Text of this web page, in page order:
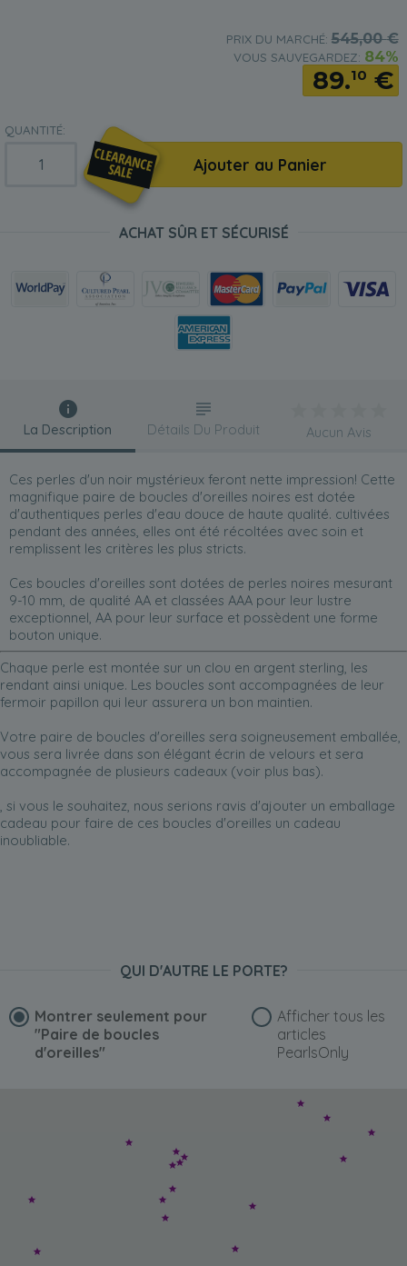
PRIX DU MARCHÉ: 545,00€
VOUS SAUVEGARDEZ: 84%
89.10 €
QUANTITÉ:
Ajouter au Panier
ACHAT SÛR ET SÉCURISÉ
La Description
Ces perles d'un noir mystérieux feront nette impression! Cette
magnifique paire de boucles d'oreilles noires est dotée
d'authentiques perles d'eau douce de haute qualité. cultivées
pendant des années, elles ont été récoltées avec soin et
remplissent les critères les plus stricts.
Ces boucles d'oreilles sont dotées de perles noires mesurant
9-10 mm, de qualité AA et classées AAA pour leur lustre
exceptionnel, AA pour leur surface et possèdent une forme
bouton unique.
Chaque perle est montée sur un clou en argent sterling, les
rendant ainsi unique. Les boucles sont accompagnées de leur
fermoir papillon qui leur assurera un bon maintien.
Votre paire de boucles d'oreilles sera soigneusement emballée,
vous sera livrée dans son élégant écrin de velours et sera
accompagnée de plusieurs cadeaux (voir plus bas).
, si vous le souhaitez, nous serions ravis d'ajouter un emballage
cadeau pour faire de ces boucles d'oreilles un cadeau
inoubliable.
Détails Du Produit Aucun Avis
QUI D'AUTRE LE PORTE?
Montrer seulement pour
"Paire de boucles
d'oreilles"
Afficher tous les
articles
PearlsOnly